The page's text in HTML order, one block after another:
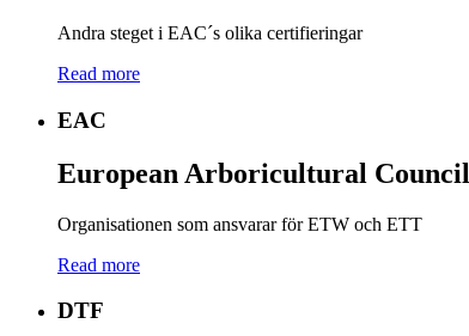
Andra steget i EAC´s olika certifieringar
Read more
EAC
European Arboricultural Council
Organisationen som ansvarar för ETW och ETT
Read more
DTF